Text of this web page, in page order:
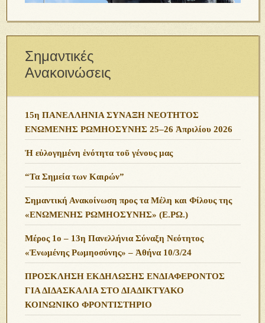
Σημαντικές
Ανακοινώσεις
15η ΠΑΝΕΛΛΗΝΙΑ ΣΥΝΑΞΗ ΝΕΟΤΗΤΟΣ
ΕΝΩΜΕΝΗΣ ΡΩΜΗΟΣΥΝΗΣ 25–26 Ἀπριλίου 2026
Ἡ εὐλογημένη ἑνότητα τοῦ γένους μας
“Τα Σημεία των Καιρών”
Σημαντική Ανακοίνωση προς τα Μέλη και Φίλους της
«ΕΝΩΜΕΝΗΣ ΡΩΜΗΟΣΥΝΗΣ» (Ε.ΡΩ.)
Μέρος 1ο – 13η Πανελλήνια Σύναξη Νεότητος
«Ἑνωμένης Ρωμηοσύνης» – Ἀθήνα 10/3/24
ΠΡΟΣΚΛΗΣΗ ΕΚΔΗΛΩΣΗΣ ΕΝΔΙΑΦΕΡΟΝΤΟΣ
ΓΙΑ ΔΙΔΑΣΚΑΛΙΑ ΣΤΟ ΔΙΑΔΙΚΤΥΑΚΟ
ΚΟΙΝΩΝΙΚΟ ΦΡΟΝΤΙΣΤΗΡΙΟ